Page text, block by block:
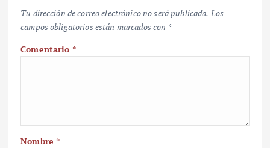
Tu dirección de correo electrónico no será publicada. Los
campos obligatorios están marcados con *
Comentario *
Nombre*